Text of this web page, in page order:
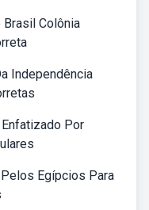
Brasil Colônia
Independência
Por
Egípcios Para